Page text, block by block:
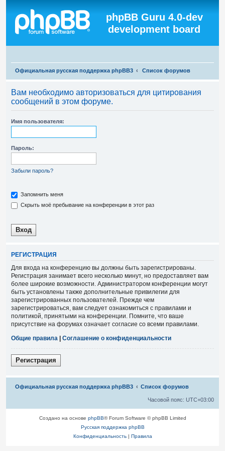
phpBB Guru 4.0-dev
development board
Официальная русская поддержка phpBB3 Список форумов
Вам необходимо авторизоваться для цитирования
сообщений в этом форуме.
Имя пользователя:
Пароль:
Забыли пароль?
Запомнить меня
Скрыть моё пребывание на конференции в этот раз
РЕГИСТРАЦИЯ
Для входа на конференцию вы должны быть зарегистрированы.
Регистрация занимает всего несколько минут, но предоставляет вам
более широкие возможности. Администратором конференции могут
быть установлены также дополнительные привилегии для
зарегистрированных пользователей. Прежде чем
зарегистрироваться, вам следует ознакомиться с правилами и
политикой, принятыми на конференции. Помните, что ваше
присутствие на форумах означает согласие со всеми правилами.
Общие правила
Соглашение о конфиденциальности
Регистрация
Официальная русская поддержка phpBB3 Список форумов
Часовой пояс: UTC+03:00
Связаться с
Создано на основе phpBB® Forum Software © phpBB Limited
Русская поддержка phpBB
Конфиденциальность| Правила